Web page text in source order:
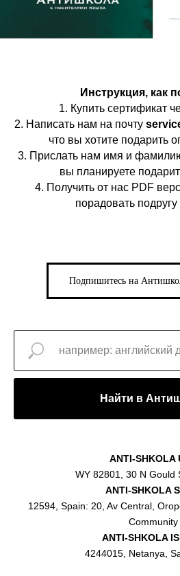
Инструкция, как
1. Купить сертификат
2. Написать нам на почту
что вы хотите подарить
3. Прислать нам имя и
вы планируете
4. Получить от нас PDF
порадовать
Подпишитесь на
Найти в
ANTI-SHKOLA
WY 82801, 30 N Gould
ANTI-SHKOLA
12594, Spain: 20, Av Central,
Community
ANTI-SHKOLA
4244015, Netanya,